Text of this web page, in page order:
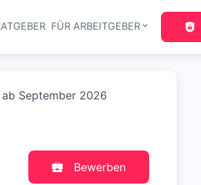
FÜR ARBEITGEBER
September 2026
Bewerben